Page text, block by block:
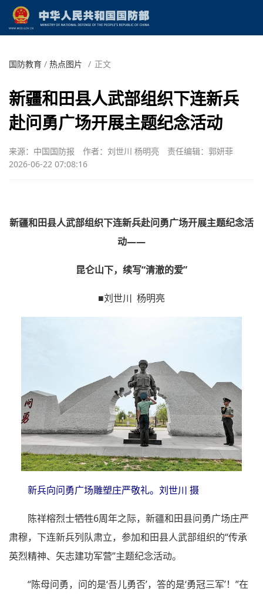
国防教育 / 热点图片 / 正文
新疆和田县人武部组织下连新兵
赴问勇广场开展主题纪念活动
来源：中国国防报 作者：刘世川 杨明亮
责任编辑：郭妍菲
2026-06-22 07:08:16
新疆和田县人武部组织下连新兵赴问勇广场开展主题纪念活
动——
昆仑山下，续写“清澈的爱”
■刘世川 杨明亮
新兵向问勇广场雕塑庄严敬礼。刘世川 摄
陈祥榕烈士牺牲6周年之际，新疆和田县问勇广场庄严
肃穆，下连新兵列队肃立，参加和田县人武部组织的“传承
英烈精神、矢志建功军营”主题纪念活动。
“陈母问勇，问的是‘吾儿勇否’，答的是‘勇冠三军’！”在